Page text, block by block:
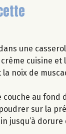
une
crème cuisine
noix de
couche au
sur la
jusqu’à